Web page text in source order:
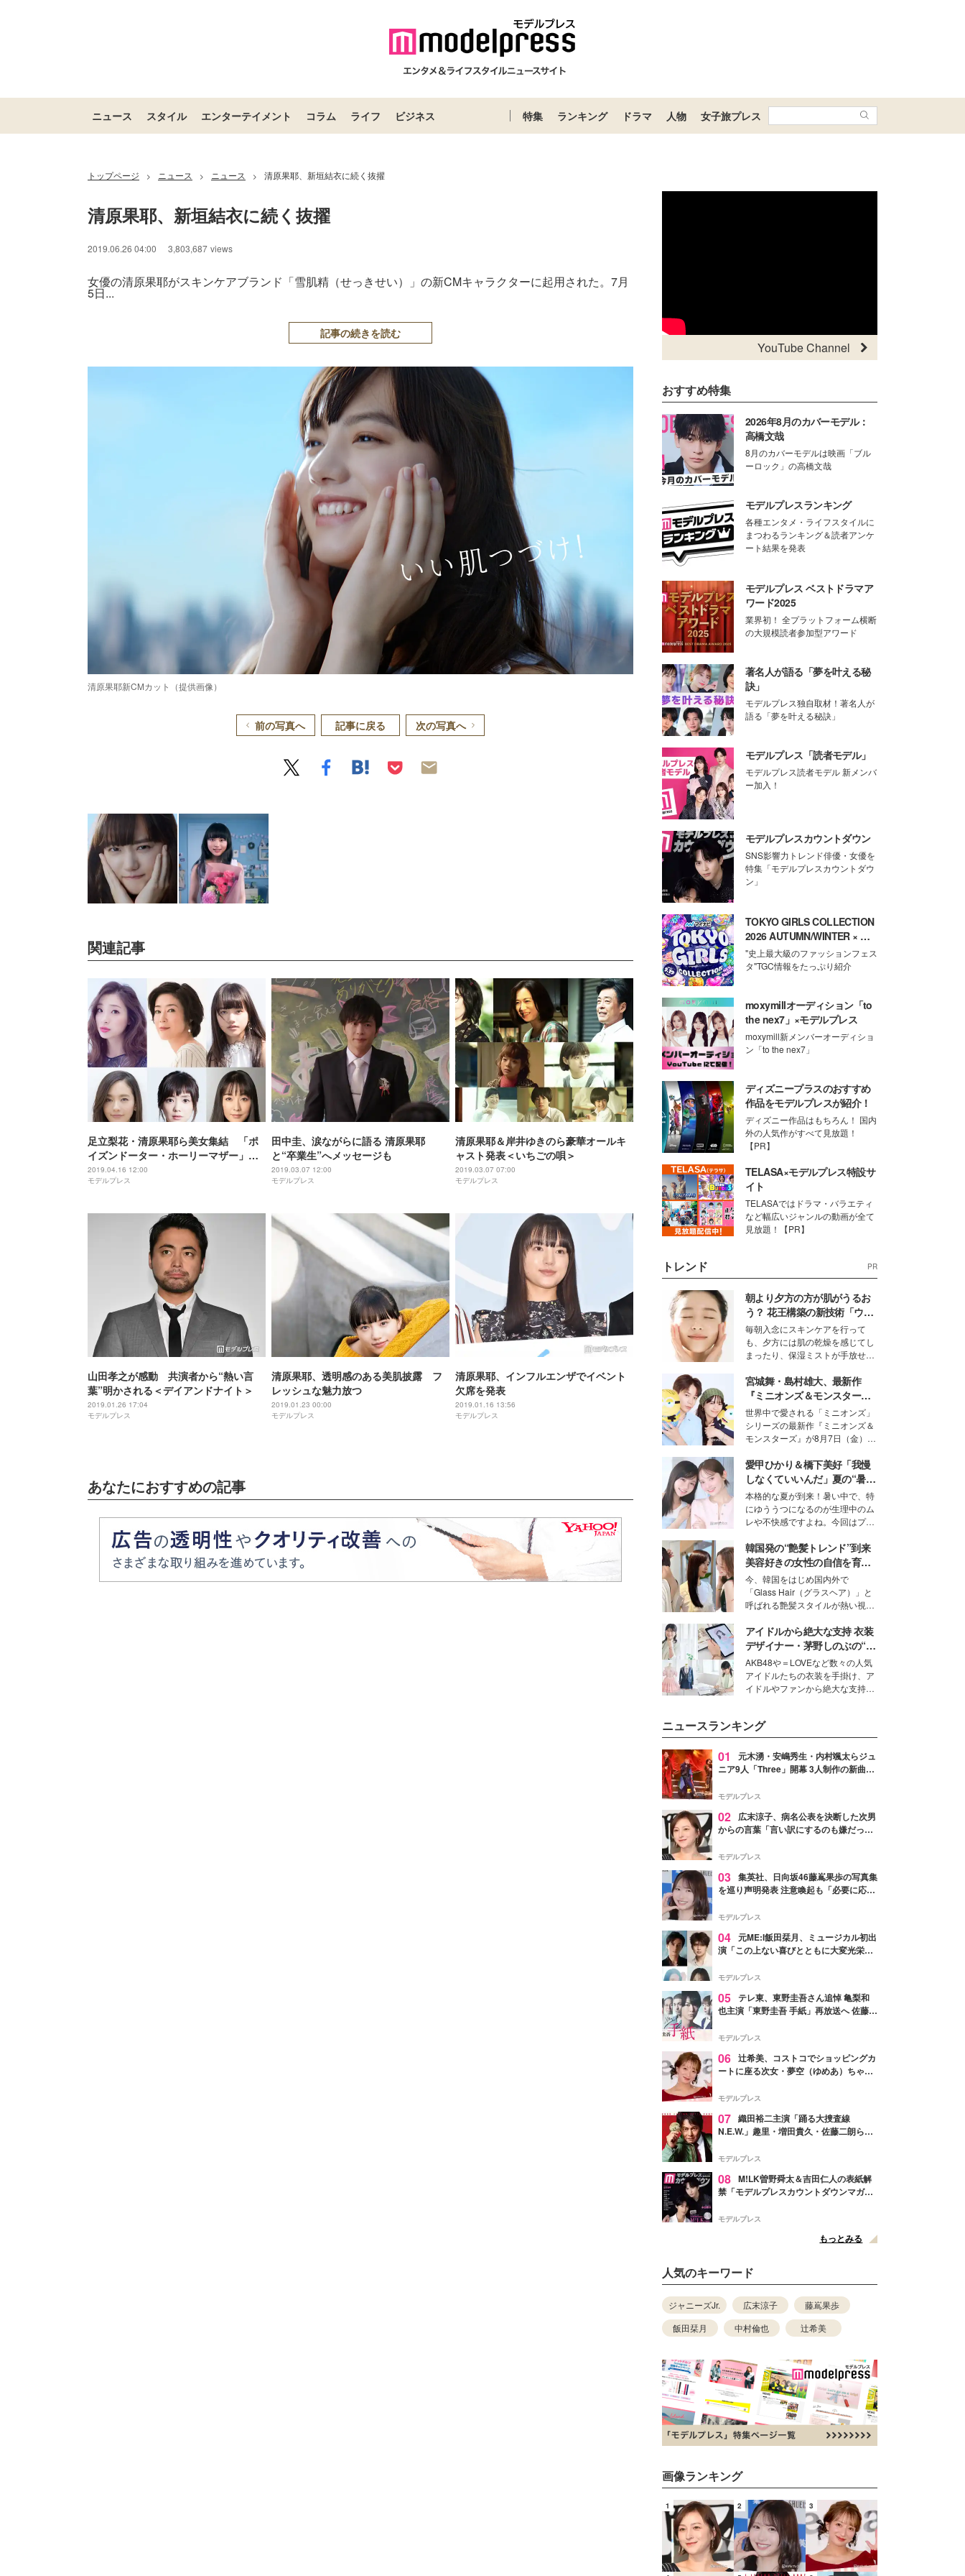
ニュース スタイル エンターテイメント コラム ライフ ビジネス 特集 ランキング ドラマ 人物 女子旅プレス
トップページ > ニュース > ニュース > 清原果耶、新垣結衣に続く抜擢
清原果耶、新垣結衣に続く抜擢
2019.06.26 04:00 3,803,687 views
女優の清原果耶がスキンケアブランド「雪肌精（せっきせい）」の新CMキャラクターに起用された。7月
5日...
記事の続きを読む
清原果耶新CMカット（提供画像）
Unmute Loaded:
87.03%
前の写真へ 記事に戻る 次の写真へ
関連記事
足立梨花・清原果耶ら美女集結 「ポ
イズンドーター・ホーリーマザー」主
要キャスト発表
2019.04.16 12:00
モデルプレス
田中圭、涙ながらに語る 清原果耶
と“卒業生”へメッセージも
2019.03.07 12:00
モデルプレス
清原果耶＆岸井ゆきのら豪華オールキ
ャスト発表＜いちごの唄＞
2019.03.07 07:00
モデルプレス
山田孝之が感動 共演者から“熱い言
葉”明かされる＜デイアンドナイト＞
2019.01.26 17:04
モデルプレス
清原果耶、透明感のある美肌披露 フ
レッシュな魅力放つ
2019.01.23 00:00
モデルプレス
清原果耶、インフルエンザでイベント
欠席を発表
2019.01.16 13:56
モデルプレス
あなたにおすすめの記事
YouTube Channel
おすすめ特集
2026年8月のカバーモデル：
高橋文哉
8月のカバーモデルは映画「ブル
ーロック」の高橋文哉
モデルプレスランキング
各種エンタメ・ライフスタイルに
まつわるランキング＆読者アンケ
ート結果を発表
モデルプレス ベストドラマア
ワード2025
業界初！ 全プラットフォーム横断
の大規模読者参加型アワード
著名人が語る「夢を叶える秘
訣」
モデルプレス独自取材！著名人が
語る「夢を叶える秘訣」
モデルプレス「読者モデル」
モデルプレス読者モデル 新メンバ
ー加入！
モデルプレスカウントダウン
SNS影響力トレンド俳優・女優を
特集「モデルプレスカウントダウ
ン」
TOKYO GIRLS COLLECTION
2026 AUTUMN/WINTER × モ
デルプレス
"史上最大級のファッションフェス
タ"TGC情報をたっぷり紹介
moxymillオーディション「to
the nex7」×モデルプレス
moxymill新メンバーオーディショ
ン「to the nex7」
ディズニープラスのおすすめ
作品をモデルプレスが紹介！
ディズニー作品はもちろん！ 国内
外の人気作がすべて見放題！
【PR】
TELASA×モデルプレス特設サ
イト
TELASAではドラマ・バラエティ
など幅広いジャンルの動画が全て
見放題！【PR】
トレンド PR
朝より夕方の方が肌がうるお
う？ 花王構築の新技術「ウォ
ーターキャプチャリングスキ
ン（捕水肌）」がスキンケア
の常識を変える予感
毎朝入念にスキンケアを行って
も、夕方には肌の乾燥を感じてし
まったり、保湿ミストが手放せな
な美容の常識を大きく変える可能
性を秘めた、革新的な「Water
Capturing Skin（ウォーターキャ
プチャリングスキン：捕水肌）」
技術を、花王が構築した。
宮城舞・島村雄大、最新作
『ミニオンズ＆モンスター
ズ』の魅力熱弁 ハチャメチャ
だけじゃない“友情と絆”に感
動
世界中で愛される「ミニオンズ」
シリーズの最新作『ミニオンズ＆
モンスターズ』が8月7日（金）に
ニオン好き”という共通点を持つモ
デルの宮城舞と島村雄大の特別対
談をお届け！それぞれの視点か
ら、今作ならではの魅力や予想外
の感動をもたらす奥深いストーリ
ーについて熱く語り合ってもらっ
た。
愛甲ひかり＆橋下美好「我慢
しなくていいんだ」夏の“暑さ
対策”の新しい選択肢とは？
本格的な夏が到来！暑い中で、特
にゆううつになるのが生理中のム
レや不快感ですよね。今回はプラ
モデル・愛甲ひかりさんと橋下美
好さんを迎えて本音で女子会トー
ク。猛暑のお出かけを快適に過ご
すヒントや、2人が感動した夏の
生理の新常識にも迫りました。
韓国発の“艶髪トレンド”到来
美容好きの女性の自信を育む
「ヘアケア事情」って？
今、韓国をはじめ国内外で
「Glass Hair（グラスヘア）」と
呼ばれる艶髪スタイルが熱い視線
ションの完成度を高めるベースと
して、“髪そのものの美しさ”に改
めて注目する人が増えている様
子。今回は、そんな憧れの艶やか
な髪を日常で叶える、美容好きの
女性たちのヘアケア事情を紹介し
アイドルから絶大な支持 衣装
デザイナー・茅野しのぶの“可
愛い”を作る美学＜「シチズン
クロスシー」インタビュー＞
AKB48や＝LOVEなど数々の人気
アイドルたちの衣装を手掛け、ア
イドルやファンから絶大な支持を
ター・茅野しのぶ。一人ひとりの
個性に寄り添い、魅力を引き出す
衣装作りは、多くの女性たちに勇
気と自信を与え続けている。
ニュースランキング
01
元木湧・安嶋秀生・内村颯太らジュ
ニア9人「Three」開幕 3人制作の新曲＆
進んで夢を掴みたい」【ゲネプロレポ】
モデルプレス
02
広末涼子、病名公表を決断した次男
からの言葉「言い訳にするのも嫌だっ
モデルプレス
03 集英社、日向坂46藤嶌果歩の写真集
を巡り声明発表 注意喚起も「必要に応じ
モデルプレス
04 元ME:I飯田栞月、ミュージカル初出
演「この上ない喜びとともに大変光栄」
ャスト発表
モデルプレス
05 テレ東、東野圭吾さん追悼 亀梨和
也主演「東野圭吾 手紙」再放送へ 佐藤隆
モデルプレス
06 辻希美、コストコでショッピングカ
ートに座る次女・夢空（ゆめあ）ちゃん
ぎ」「成長を感じる」の声
モデルプレス
07 織田裕二主演「踊る大捜査線
N.E.W.」趣里・増田貴久・佐藤二朗ら新
徴する“謎のキーワード”も
モデルプレス
08 M!LK曽野舜太＆吉田仁人の表紙解
禁「モデルプレスカウントダウンマガジ
モデルプレス
もっとみる
人気のキーワード
ジャニーズJr. 広末涼子
藤嶌果歩
飯田栞月
中村倫也 辻希美
画像ランキング
1 2 3